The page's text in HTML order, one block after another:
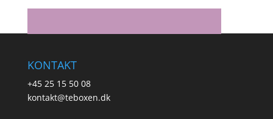
KONTAKT
+45 25 15 50 08
kontakt@teboxen.dk